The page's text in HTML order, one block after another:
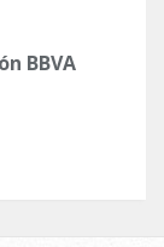
BBVA